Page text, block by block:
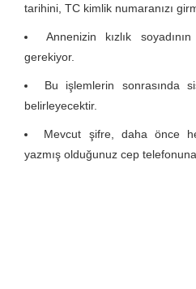
tarihini, TC kimlik numaranızı
Annenizin kızlık
gerekiyor.
Bu işlemlerin sonrasında
belirleyecektir.
Mevcut şifre, daha önce
yazmış olduğunuz cep